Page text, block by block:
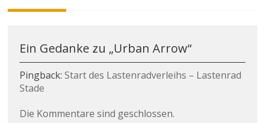
Ein Gedanke zu „Urban Arrow“
Pingback:Start des Lastenradverleihs – Lastenrad
Stade
Die Kommentare sind geschlossen.